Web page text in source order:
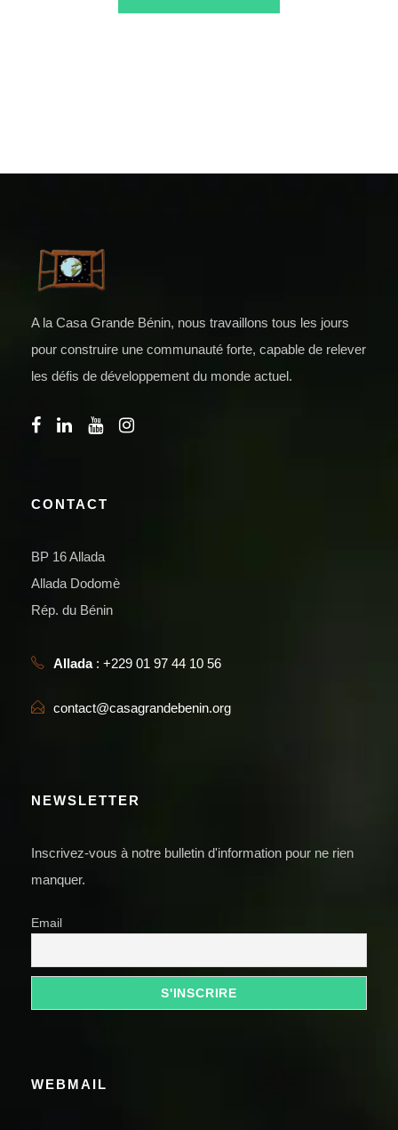
A la Casa Grande Bénin, nous travaillons tous les jours
pour construire une communauté forte, capable de relever
les défis de développement du monde actuel.
CONTACT
BP 16 Allada
Allada Dodomè
Rép. du Bénin
Allada: +229 01 97 44 10 56
contact@casagrandebenin.org
NEWSLETTER
Inscrivez-vous à notre bulletin d'information pour ne rien
manquer.
Email
WEBMAIL